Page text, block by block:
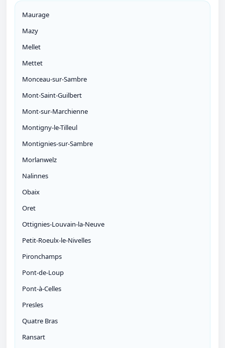
Maurage
Mazy
Mellet
Mettet
Monceau-sur-Sambre
Mont-Saint-Guilbert
Mont-sur-Marchienne
Montigny-le-Tilleul
Montignies-sur-Sambre
Morlanwelz
Nalinnes
Obaix
Oret
Ottignies-Louvain-la-Neuve
Petit-Roeulx-le-Nivelles
Pironchamps
Pont-de-Loup
Pont-à-Celles
Presles
Quatre Bras
Ransart